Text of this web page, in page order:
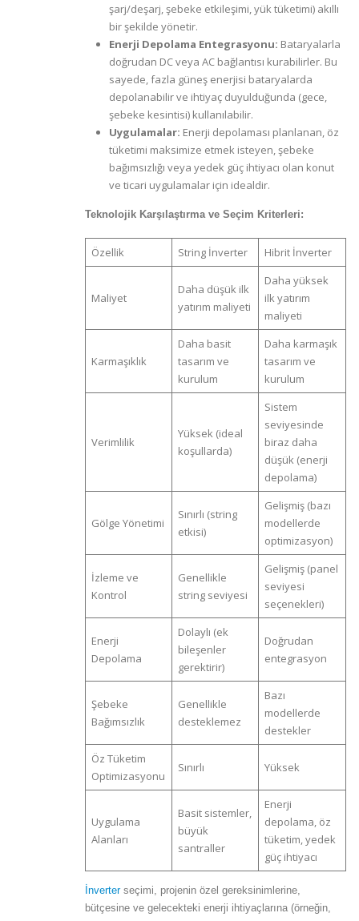
şarj/deşarj, şebeke etkileşimi, yük tüketimi) akıllı
bir şekilde yönetir.
Enerji Depolama Entegrasyonu: Bataryalarla
doğrudan DC veya AC bağlantısı kurabilirler. Bu
sayede, fazla güneş enerjisi bataryalarda
depolanabilir ve ihtiyaç duyulduğunda (gece,
şebeke kesintisi) kullanılabilir.
Uygulamalar: Enerji depolaması planlanan, öz
tüketimi maksimize etmek isteyen, şebeke
bağımsızlığı veya yedek güç ihtiyacı olan konut
ve ticari uygulamalar için idealdir.
Teknolojik Karşılaştırma ve Seçim Kriterleri:
Özellik String İnverter Hibrit İnverter
Maliyet
Daha düşük ilk
yatırım maliyeti
Daha yüksek
ilk yatırım
maliyeti
Karmaşıklık
Daha basit
tasarım ve
kurulum
Daha karmaşık
tasarım ve
kurulum
Verimlilik
Yüksek (ideal
koşullarda)
Sistem
seviyesinde
biraz daha
düşük (enerji
depolama)
Gölge Yönetimi
Sınırlı (string
etkisi)
Gelişmiş (bazı
modellerde
optimizasyon)
İzleme ve
Kontrol
Genellikle
string seviyesi
Gelişmiş (panel
seviyesi
seçenekleri)
Enerji
Depolama
Dolaylı (ek
bileşenler
gerektirir)
Doğrudan
entegrasyon
Şebeke
Bağımsızlık
Genellikle
desteklemez
Bazı
modellerde
destekler
Öz Tüketim
Optimizasyonu
Sınırlı Yüksek
Uygulama
Alanları
Basit sistemler,
büyük
santraller
Enerji
depolama, öz
tüketim, yedek
güç ihtiyacı
İnverter seçimi, projenin özel gereksinimlerine,
bütçesine ve gelecekteki enerji ihtiyaçlarına (örneğin,